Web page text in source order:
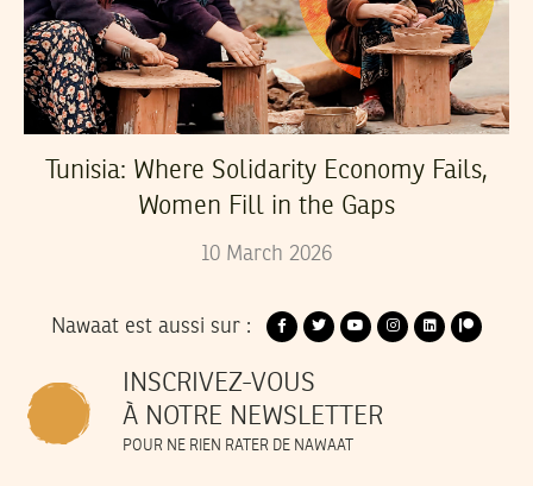
Tunisia: Where Solidarity Economy Fails,
Women Fill in the Gaps
10 March 2026
Nawaat est aussi sur :
INSCRIVEZ-VOUS
À NOTRE NEWSLETTER
POUR NE RIEN RATER DE NAWAAT